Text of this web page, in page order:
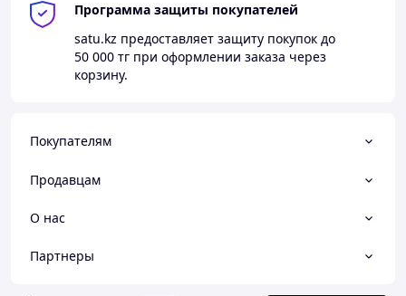
Программа защиты покупателей
satu.kz предоставляет защиту покупок до
50 000 тг при оформлении заказа через
корзину.
Покупателям
Продавцам
О нас
Партнеры